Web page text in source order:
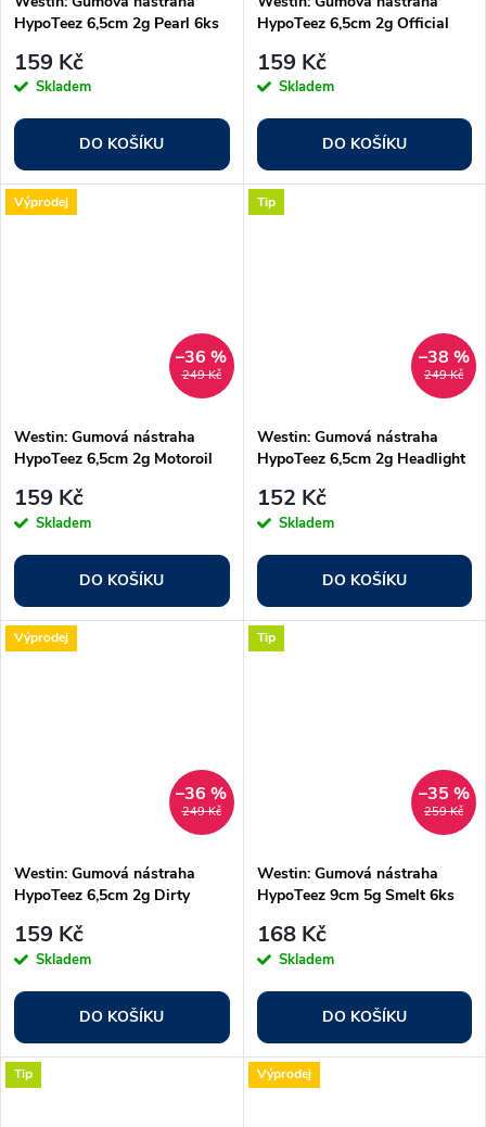
HypoTeez 6,5cm 2g Pearl 6ks
159 Kč
Skladem
DO KOŠÍKU
HypoTeez 6,5cm 2g Official
159 Kč
Skladem
DO KOŠÍKU
Výprodej
249 Kč
–36 %
Westin: Gumová nástraha
HypoTeez 6,5cm 2g Motoroil
159 Kč
Skladem
DO KOŠÍKU
Tip
249 Kč
–38 %
Westin: Gumová nástraha
HypoTeez 6,5cm 2g Headlight
152 Kč
Skladem
DO KOŠÍKU
Výprodej
249 Kč
–36 %
Westin: Gumová nástraha
HypoTeez 6,5cm 2g Dirty
159 Kč
Skladem
DO KOŠÍKU
Tip
259 Kč
–35 %
Westin: Gumová nástraha
HypoTeez 9cm 5g Smelt 6ks
168 Kč
Skladem
DO KOŠÍKU
Tip Výprodej